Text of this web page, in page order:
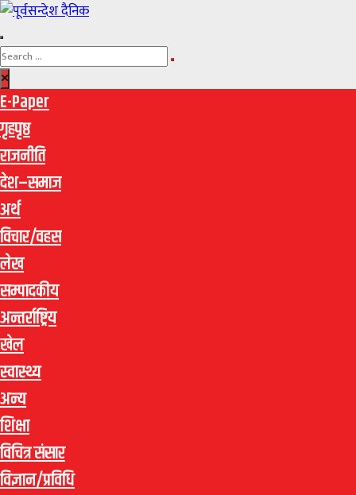
E-Paper
गृहपृष्ठ
राजनीति
देश–समाज
अर्थ
विचार/वहस
लेख
सम्पादकीय
अन्तर्राष्ट्रिय
खेल
स्वास्थ्य
अन्य
शिक्षा
विचित्र संसार
विज्ञान/प्रविधि